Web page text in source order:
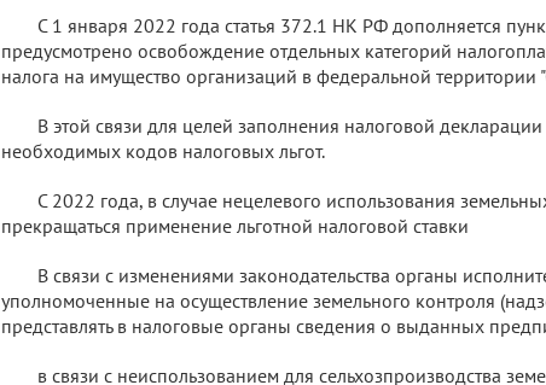
С 1 января 2022 года статья 372.1 НК РФ дополняется
предусмотрено освобождение отдельных категорий
налога на имущество организаций в федеральной территории
В этой связи для целей заполнения налоговой
необходимых кодов налоговых льгот.
С 2022 года, в случае нецелевого использования
прекращаться применение льготной налоговой ставки
В связи с изменениями законодательства органы
уполномоченные на осуществление земельного контроля
представлять в налоговые органы сведения о выданных
в связи с неиспользованием для сельхозпроизводства